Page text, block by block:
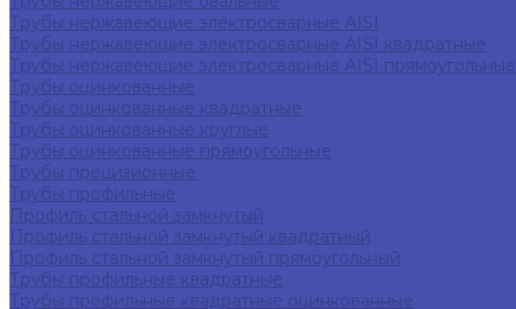
Трубы нержавеющие электросварные AISI
Трубы нержавеющие электросварные AISI квадратные
Трубы нержавеющие электросварные AISI прямоугольные
Трубы оцинкованные
Трубы оцинкованные квадратные
Трубы оцинкованные круглые
Трубы оцинкованные прямоугольные
Трубы прецизионные
Трубы профильные
Профиль стальной замкнутый
Профиль стальной замкнутый квадратный
Профиль стальной замкнутый прямоугольный
Трубы профильные квадратные
Трубы профильные квадратные оцинкованные